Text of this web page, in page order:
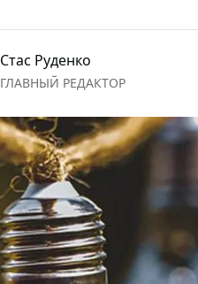
Стаc Руденко
ГЛАВНЫЙ РЕДАКТОР